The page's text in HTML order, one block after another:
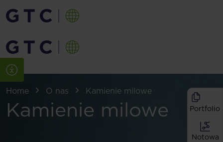
Home O nas Kamienie milowe
Kamienie milowe Portfolio
Notowa